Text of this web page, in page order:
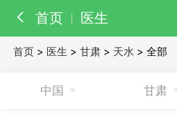
首页 医生
首页 > 医生 >甘肃 > 天水 > 全部
中国 甘肃